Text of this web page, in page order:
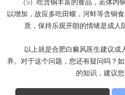
（5）吃含铜丰富的食品，若体内
以增加，故应多吃田螺，河蚌等含铜
质，保持乐观开朗的情绪是成人
以上就是合肥白癜风医生建议成
养。对于这个问题，您还有疑问吗？
的知识，建议